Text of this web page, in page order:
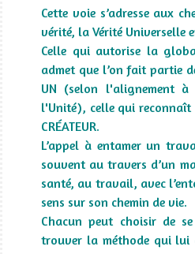
Cette voie s’adresse aux
vérité, la Vérité Universelle
Celle qui autorise la
admet que l’on fait partie
UN (selon l'alignement
l'Unité), celle qui reconnaît
CRÉATEUR.
L’appel à entamer un
souvent au travers d’un
santé, au travail, avec
sens sur son chemin de vie.
Chacun peut choisir de
trouver la méthode qui lui